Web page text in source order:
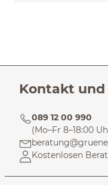
Kontakt
089 12 00 990
(Mo–Fr 8–18:00
Kostenlosen